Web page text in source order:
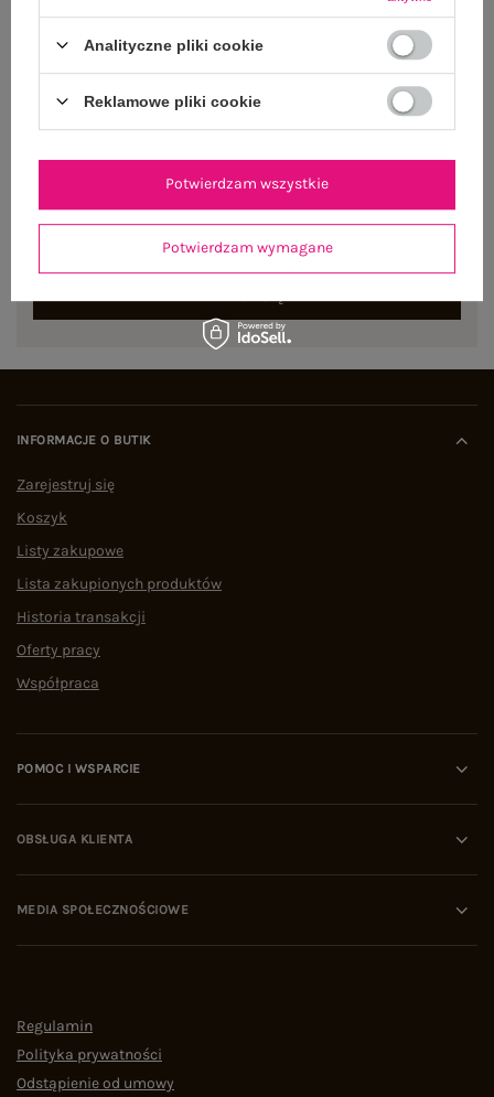
NEWSLETTER
Zapisz się do naszego newslettera i otrzymaj 15% zniżki na
pierwsze zamówienie
INFORMACJE O BUTIK
Zarejestruj się
Koszyk
Listy zakupowe
Lista zakupionych produktów
Historia transakcji
Oferty pracy
Współpraca
POMOC I WSPARCIE
OBSŁUGA KLIENTA
MEDIA SPOŁECZNOŚCIOWE
Regulamin
Polityka prywatności
Odstąpienie od umowy
Analityczne pliki cookie
Reklamowe pliki cookie
Potwierdzam wymagane
Potwierdzam wszystkie